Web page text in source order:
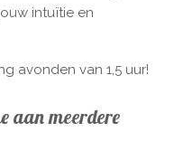
intuïtie en
avonden van 1,5 uur!
aan meerdere